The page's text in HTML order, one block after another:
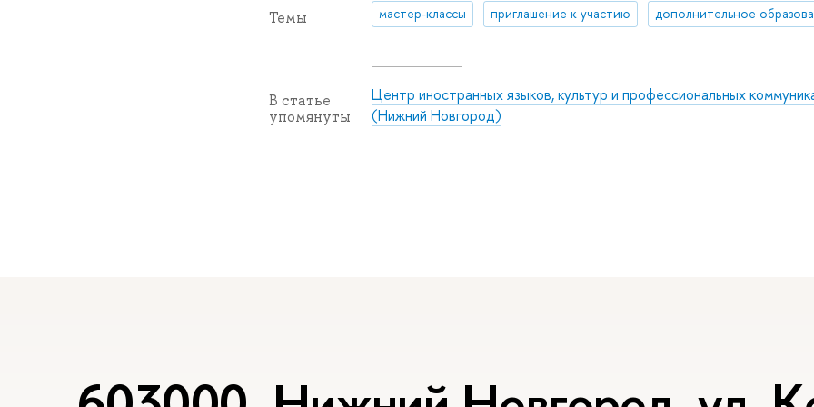
Темы мастер-классы приглашение к участию дополнительное
В статье
упомянуты
Центр иностранных языков, культур и профессиональных
(Нижний Новгород)